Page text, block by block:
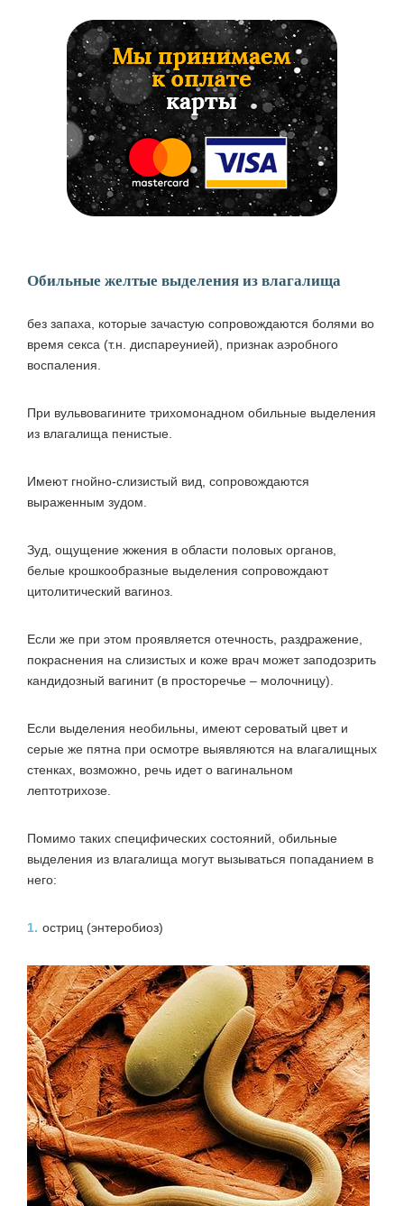
Обильные желтые выделения из влагалища
без запаха, которые зачастую сопровождаются болями во
время секса (т.н. диспареунией), признак аэробного
воспаления.
При вульвовагините трихомонадном обильные выделения
из влагалища пенистые.
Имеют гнойно-слизистый вид, сопровождаются
выраженным зудом.
Зуд, ощущение жжения в области половых органов,
белые крошкообразные выделения сопровождают
цитолитический вагиноз.
Если же при этом проявляется отечность, раздражение,
покраснения на слизистых и коже врач может заподозрить
кандидозный вагинит (в просторечье – молочницу).
Если выделения необильны, имеют сероватый цвет и
серые же пятна при осмотре выявляются на влагалищных
стенках, возможно, речь идет о вагинальном
лептотрихозе.
Помимо таких специфических состояний, обильные
выделения из влагалища могут вызываться попаданием в
него:
1. остриц (энтеробиоз)